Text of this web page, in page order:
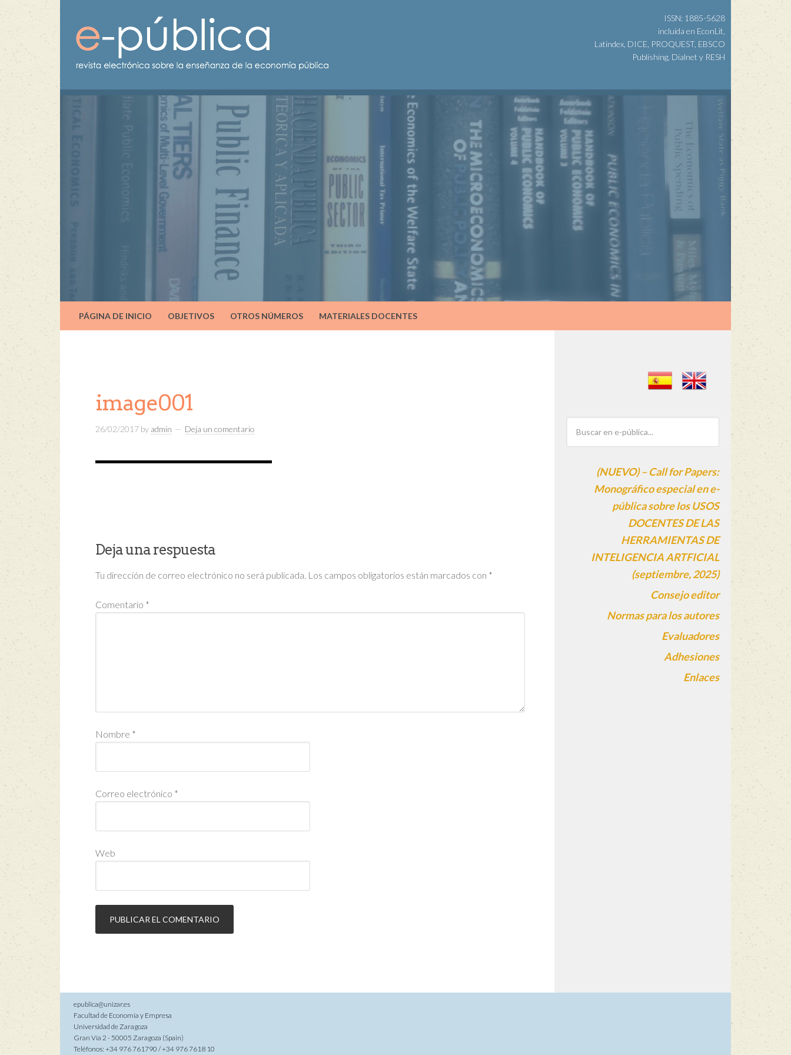
ISSN: 1885-5628
incluida en EconLit,
Latindex, DICE, PROQUEST, EBSCO
Publishing, Dialnet y RESH
PÁGINA DE INICIO OBJETIVOS OTROS NÚMEROS MATERIALES DOCENTES
image001
26/02/2017 by admin Deja un comentario
Deja una respuesta
Tu dirección de correo electrónico no será publicada. Los campos obligatorios están marcados con *
Comentario *
Nombre *
Correo electrónico *
Web
(NUEVO) – Call for Papers:
Monográfico especial en e-
pública sobre los USOS
DOCENTES DE LAS
HERRAMIENTAS DE
INTELIGENCIA ARTFICIAL
(septiembre, 2025)
Consejo editor
Normas para los autores
Evaluadores
Adhesiones
Enlaces
epublica@unizar.es
Facultad de Economía y Empresa
Universidad de Zaragoza
Gran Vía 2 - 50005 Zaragoza (Spain)
Teléfonos: +34 976 761790 / +34 976 7618 10